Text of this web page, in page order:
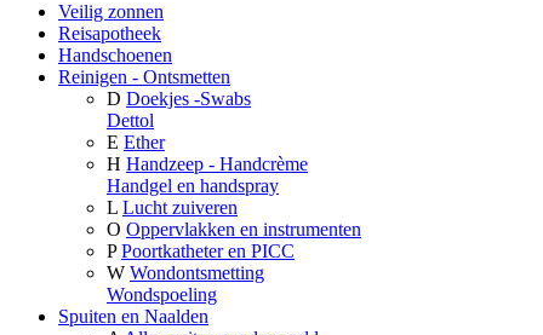
Veilig zonnen
Reisapotheek
Handschoenen
Reinigen - Ontsmetten
D Doekjes -Swabs
Dettol
E Ether
H Handzeep - Handcrème
Handgel en handspray
L Lucht zuiveren
O Oppervlakken en instrumenten
P Poortkatheter en PICC
W Wondontsmetting
Wondspoeling
Spuiten en Naalden